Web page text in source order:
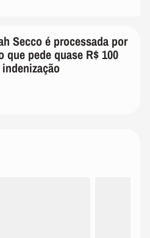
Secco é processada por
que pede quase R$ 100